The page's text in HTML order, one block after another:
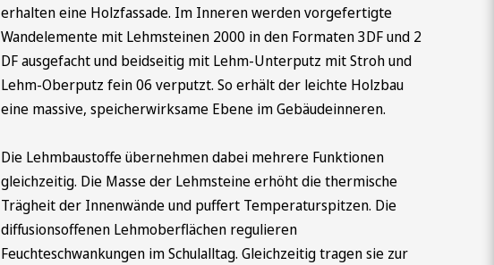
erhalten eine Holzfassade. Im Inneren werden vorgefertigte
Wandelemente mit Lehmsteinen 2000 in den Formaten 3DF und 2
DF ausgefacht und beidseitig mit Lehm-Unterputz mit Stroh und
Lehm-Oberputz fein 06 verputzt. So erhält der leichte Holzbau
eine massive, speicherwirksame Ebene im Gebäudeinneren.
Die Lehmbaustoffe übernehmen dabei mehrere Funktionen
gleichzeitig. Die Masse der Lehmsteine erhöht die thermische
Trägheit der Innenwände und puffert Temperaturspitzen. Die
diffusionsoffenen Lehmoberflächen regulieren
Feuchteschwankungen im Schulalltag. Gleichzeitig tragen sie zur